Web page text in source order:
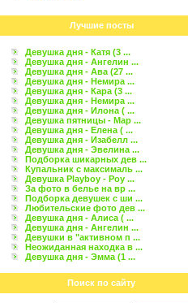
Лучшие посты
Девушка дня - Катя (3 ...
Девушка дня - Ангелин ...
Девушка дня - Ава (27 ...
Девушка дня - Немира ...
Девушка дня - Кара (3 ...
Девушка дня - Немира ...
Девушка дня - Илона ( ...
Девушка пятницы - Мар ...
Девушка дня - Елена ( ...
Девушка дня - Изабелл ...
Девушка дня - Эвелина ...
Подборка шикарных дев ...
Купальник с максималь ...
Девушка Playboy - Роу ...
За фото в белье на вр ...
Подборка девушек с ши ...
Любительские фото дев ...
Девушка дня - Алиса ( ...
Девушка дня - Ангелин ...
Девушки в "активном п ...
Неожиданная находка в ...
Девушка дня - Эмма (1 ...
Поиск по сайту